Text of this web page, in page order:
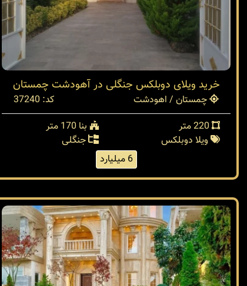
خرید ویلای دوبلکس جنگلی در آهودشت چمستان
چمستان / اهودشت
کد: 37240
بنا 170 متر
ویلا دوبلکس
جنگلی
6 میلیارد